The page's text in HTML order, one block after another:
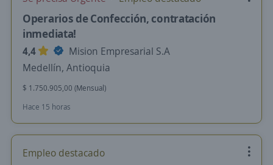
Operarios de Confección, contratación
inmediata!
4,4
Mision Empresarial S.A
Medellín, Antioquia
$ 1.750.905,00 (Mensual)
Hace 15 horas
Empleo destacado